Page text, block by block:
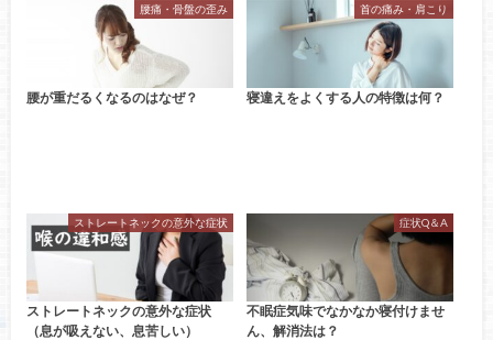
腰痛・骨盤の歪み
腰が重だるくなるのはなぜ？
首の痛み・肩こり
寝違えをよくする人の特徴は何？
ストレートネックの意外な症状
ストレートネックの意外な症状
（息が吸えない、息苦しい）
症状Q＆A
不眠症気味でなかなか寝付けませ
ん、解消法は？